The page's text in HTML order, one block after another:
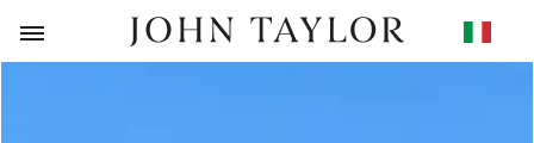
RITORNO